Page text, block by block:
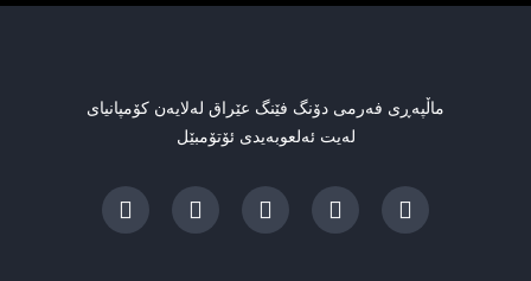
ماڵپەڕی فەرمی دۆنگ فێنگ عێراق لەلایەن کۆمپانیای
لەیت ئەلعوبەیدی ئۆتۆمبێل